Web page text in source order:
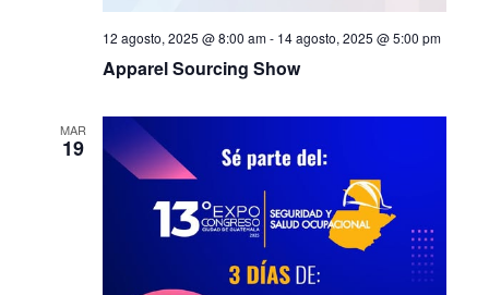
12 agosto, 2025 @ 8:00 am- 14 agosto, 2025 @ 5:00 pm
Apparel Sourcing Show
MAR
19